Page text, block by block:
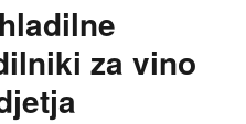
za vino